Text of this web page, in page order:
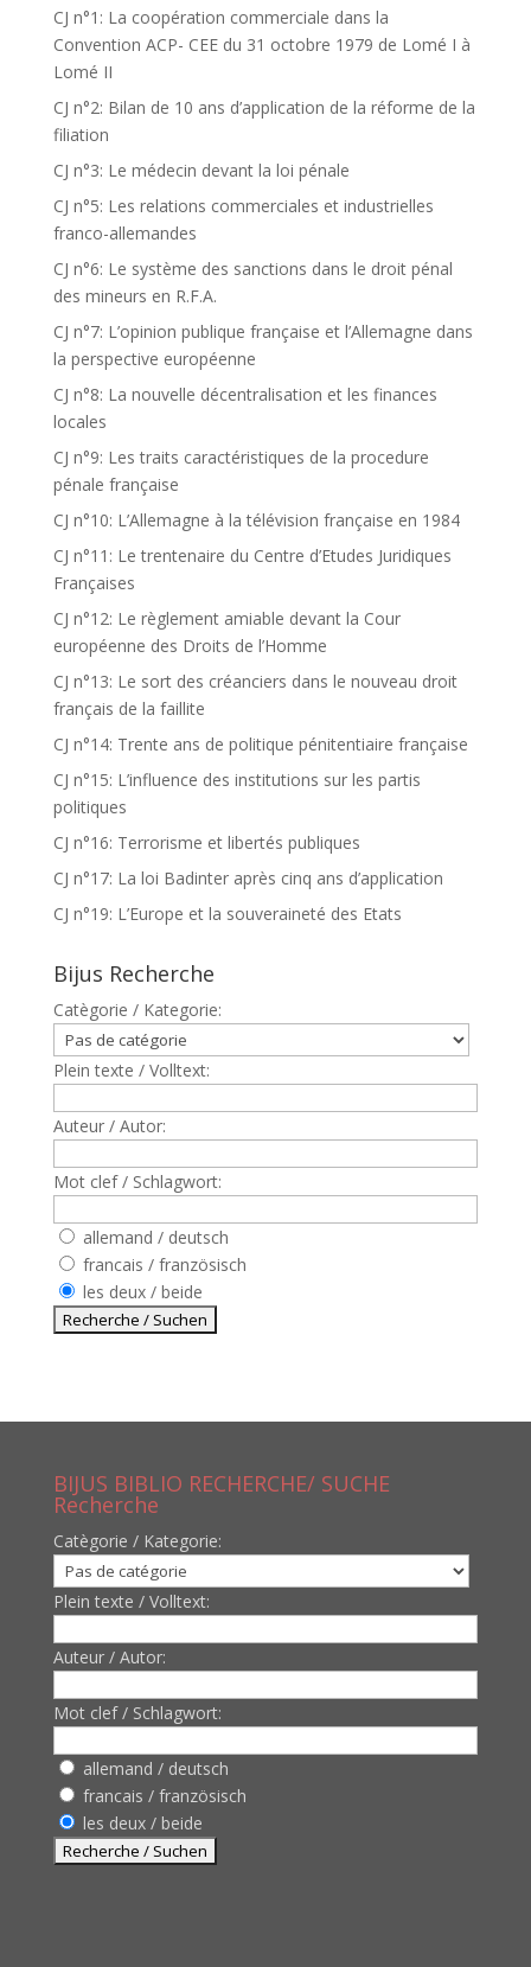
CJ n°1: La coopération commerciale dans la
Convention ACP- CEE du 31 octobre 1979 de Lomé I à
Lomé II
CJ n°2: Bilan de 10 ans d’application de la réforme de la
filiation
CJ n°3: Le médecin devant la loi pénale
CJ n°5: Les relations commerciales et industrielles
franco-allemandes
CJ n°6: Le système des sanctions dans le droit pénal
des mineurs en R.F.A.
CJ n°7: L’opinion publique française et l’Allemagne dans
la perspective européenne
CJ n°8: La nouvelle décentralisation et les finances
locales
CJ n°9: Les traits caractéristiques de la procedure
pénale française
CJ n°10: L’Allemagne à la télévision française en 1984
CJ n°11: Le trentenaire du Centre d’Etudes Juridiques
Françaises
CJ n°12: Le règlement amiable devant la Cour
européenne des Droits de l’Homme
CJ n°13: Le sort des créanciers dans le nouveau droit
français de la faillite
CJ n°14: Trente ans de politique pénitentiaire française
CJ n°15: L’influence des institutions sur les partis
politiques
CJ n°16: Terrorisme et libertés publiques
CJ n°17: La loi Badinter après cinq ans d’application
CJ n°19: L’Europe et la souveraineté des Etats
Bijus Recherche
Catègorie / Kategorie:
Plein texte / Volltext:
Auteur / Autor:
Mot clef / Schlagwort:
allemand / deutsch
francais / französisch
les deux / beide
BIJUS BIBLIO RECHERCHE/ SUCHE
Recherche
Catègorie / Kategorie:
Plein texte / Volltext:
Auteur / Autor:
Mot clef / Schlagwort:
allemand / deutsch
francais / französisch
les deux / beide